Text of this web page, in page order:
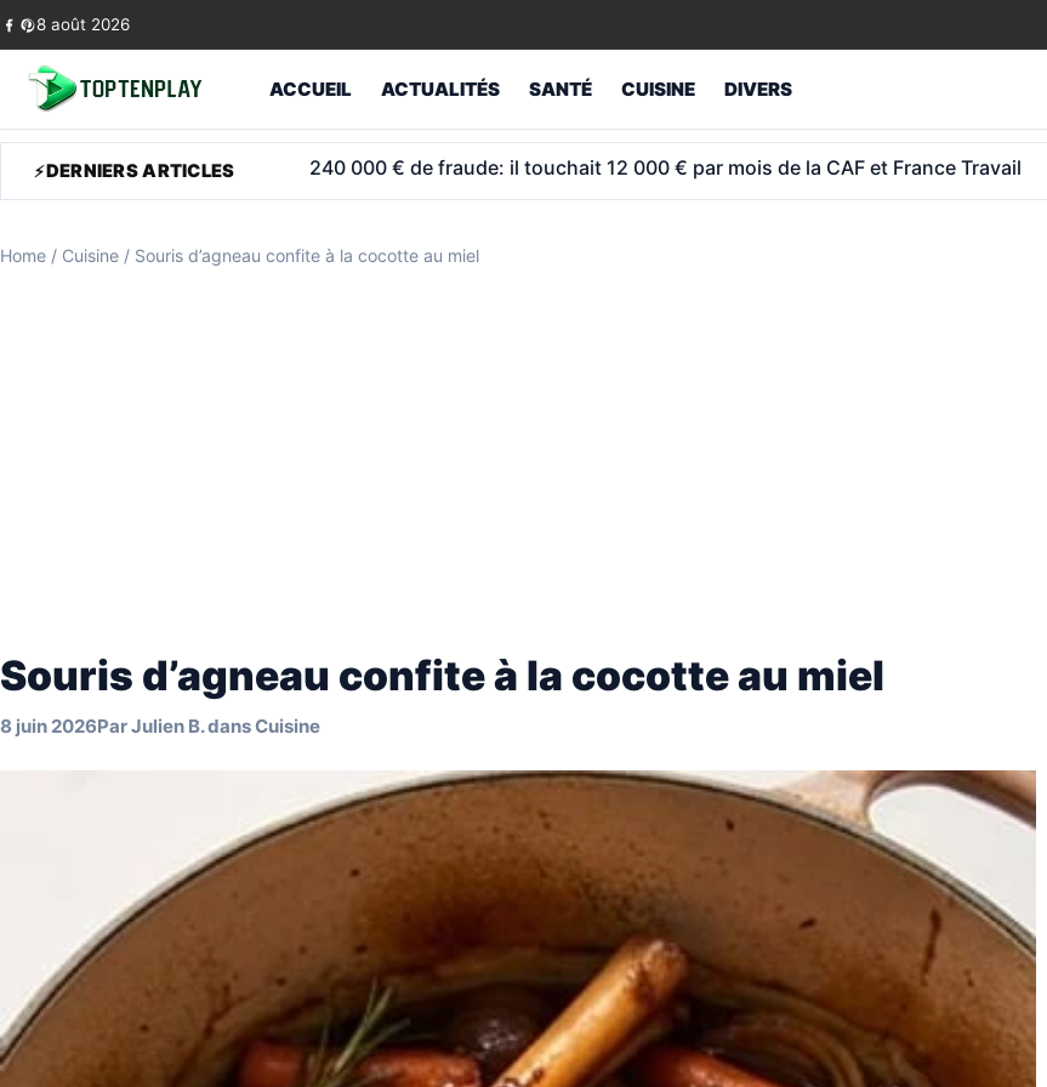
Skip to content
8 août 2026
ACCUEIL ACTUALITÉS SANTÉ CUISINE DIVERS
DERNIERS ARTICLES Tour Montparnasse: Vianney revend son étage et fait capoter 800 M€ de travaux
Home / Cuisine / Souris d’agneau confite à la cocotte au miel
Souris d’agneau confite à la cocotte au miel
8 juin 2026ParJulien B.dansCuisine